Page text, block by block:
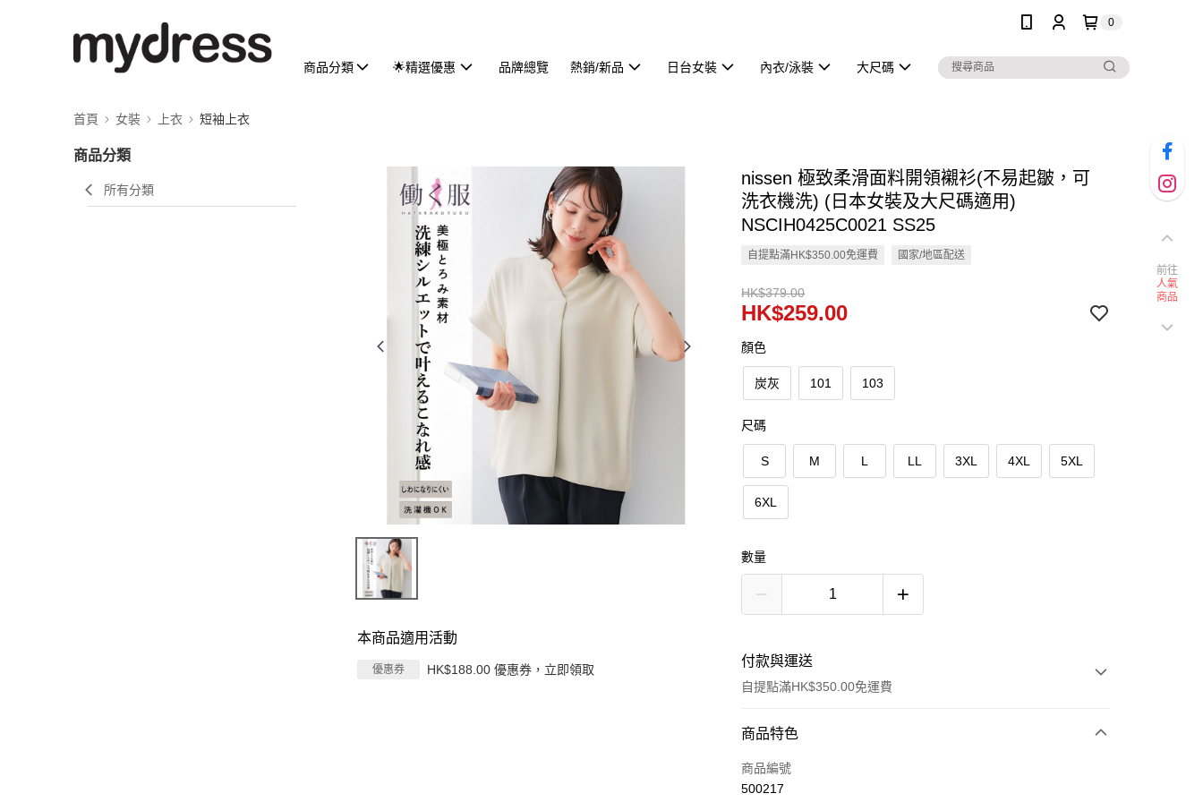
0
商品分類 🌟精選優惠 品牌總覽 熱銷/新品 日台女裝 內衣/泳裝 大尺碼
首頁 女裝 上衣 短袖上衣
商品分類
所有分類
本商品適用活動
優惠券 HK$188.00 優惠券，立即領取
nissen 極致柔滑面料開領襯衫(不易起皺，可
洗衣機洗) (日本女裝及大尺碼適用)
NSCIH0425C0021 SS25
自提點滿HK$350.00免運費 國家/地區配送
HK$379.00
HK$259.00
顏色
炭灰 101 103
尺碼
S M L LL 3XL 4XL 5XL
6XL
數量
付款與運送
自提點滿HK$350.00免運費
付款方式
信用卡
商品特色
商品編號
500217
前往
人氣
商品